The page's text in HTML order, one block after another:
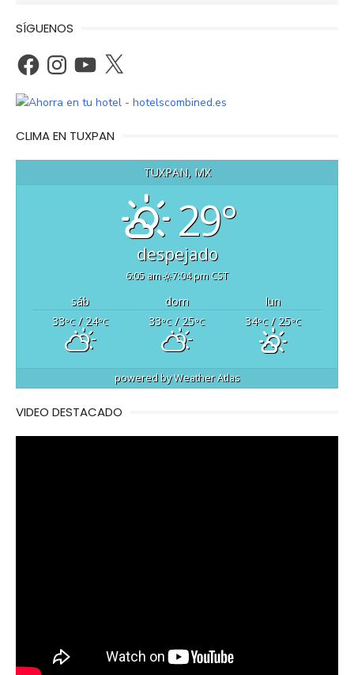
SÍGUENOS
FacebookInstagramYouTube
X
CLIMA EN TUXPAN
TUXPAN, MX
29°
despejado
6:05 am 7:04 pm CST
sáb dom
lun
33°C/ 24°C 33°C/ 25°C 34°C/ 25°C
powered byWeather Atlas
VIDEO DESTACADO